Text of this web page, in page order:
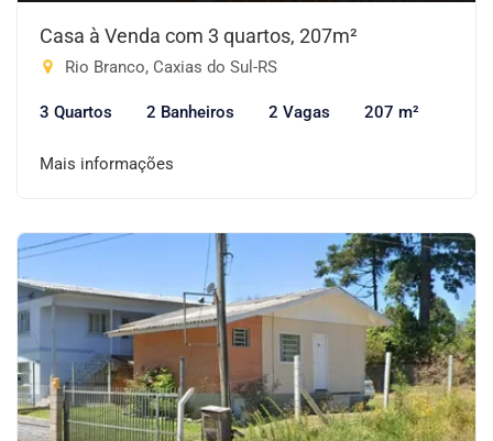
Casa à Venda com 3 quartos, 207m²
Rio Branco, Caxias do Sul-RS
3 Quartos 2 Banheiros 2 Vagas 207 m²
Mais informações